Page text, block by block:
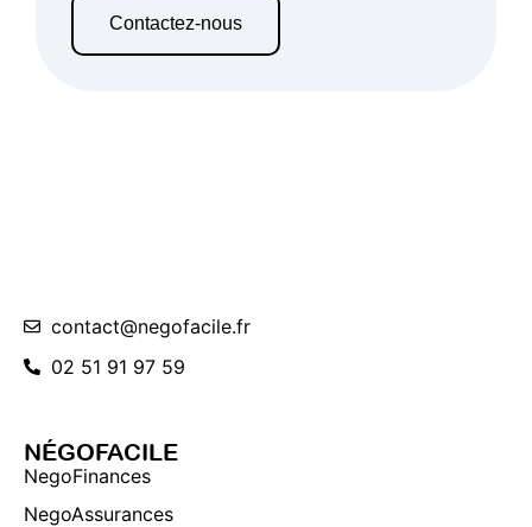
Contactez-nous
contact@negofacile.fr
02 51 91 97 59
NÉGOFACILE
NegoFinances
NegoAssurances